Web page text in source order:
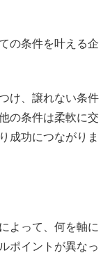
の条件を叶える企
け、譲れない条件
の条件は柔軟に交
成功につながりま
よって、何を軸に
ポイントが異なっ